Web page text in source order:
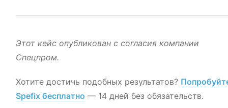
Этот кейс опубликован с согласия компании
Спецпром.
Хотите достичь подобных результатов?
Spefix бесплатно — 14 дней без обязательств.